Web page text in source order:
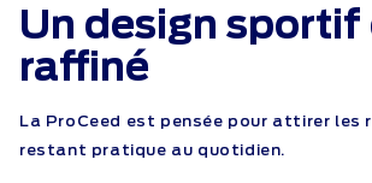
Un design sportif
raffiné
La ProCeed est pensée pour attirer les
restant pratique au quotidien.